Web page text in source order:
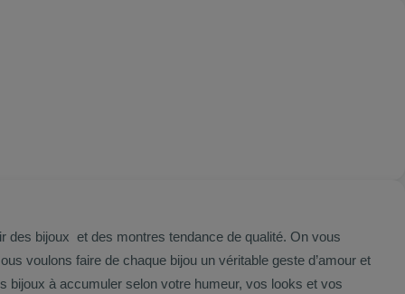
des bijoux et des montres tendance de qualité. On vous
voulons faire de chaque bijou un véritable geste d’amour et
bijoux à accumuler selon votre humeur, vos looks et vos